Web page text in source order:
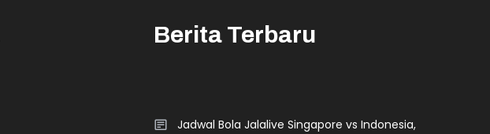
Berita Terbaru
Jadwal Bola Jalalive Singapore vs Indonesia,